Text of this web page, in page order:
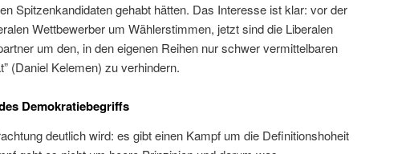
Spitzenkandidaten gehabt hätten. Das Interesse ist klar: vor der
Wettbewerber um Wählerstimmen, jetzt sind die Liberalen
um den, in den eigenen Reihen nur schwer vermittelbaren
(Daniel Kelemen) zu verhindern.
Demokratiebegriffs
deutlich wird: es gibt einen Kampf um die Definitionshoheit